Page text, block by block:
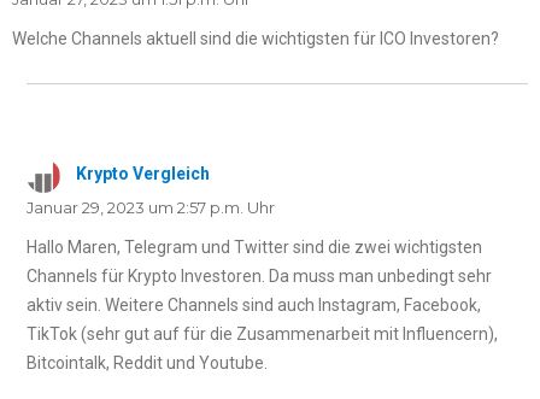
Welche Channels aktuell sind die wichtigsten für ICO Investoren?
Krypto Vergleich
Januar 29, 2023 um 2:57 p.m. Uhr
Hallo Maren, Telegram und Twitter sind die zwei wichtigsten
Channels für Krypto Investoren. Da muss man unbedingt sehr
aktiv sein. Weitere Channels sind auch Instagram, Facebook,
TikTok (sehr gut auf für die Zusammenarbeit mit Influencern),
Bitcointalk, Reddit und Youtube.